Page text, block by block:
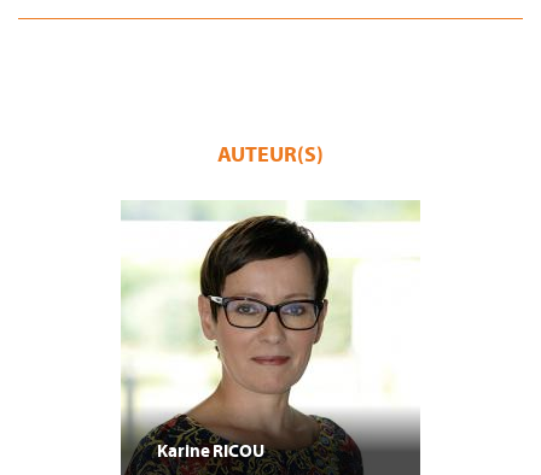
AUTEUR(S)
KarineRICOU